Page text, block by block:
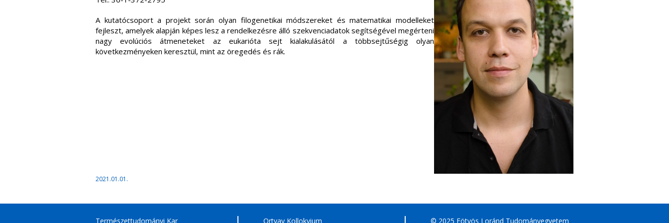
A kutatócsoport a projekt során olyan filogenetikai módszereket és matematikai modelleket
fejleszt, amelyek alapján képes lesz a rendelkezésre álló szekvenciadatok segítségével megérteni
nagy evolúciós átmeneteket az eukarióta sejt kialakulásától a többsejtűségig olyan
következményeken keresztül, mint az öregedés és rák.
2021.01.01.
Természettudományi Kar Ortvay Kollokvium © 2025 Eötvös Loránd Tudományegyetem